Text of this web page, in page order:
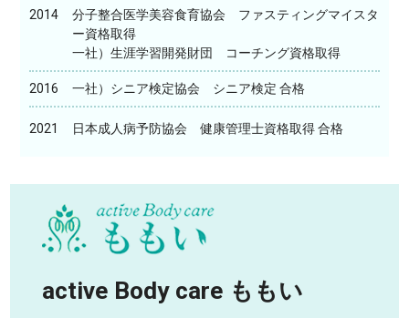
2014
分子整合医学美容食育協会 ファスティングマイスタ
ー資格取得
一社）生涯学習開発財団 コーチング資格取得
2016 一社）シニア検定協会 シニア検定 合格
2021 日本成人病予防協会 健康管理士資格取得 合格
active Body care ももい